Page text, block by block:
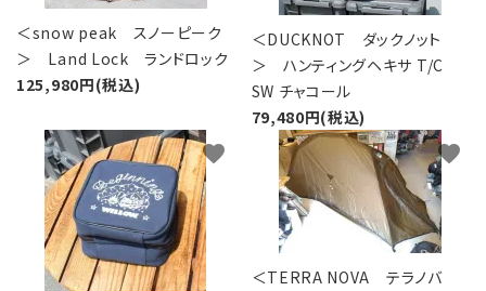
＜snow peak スノーピーク
＞ Land Lock ランドロック
125,980円(税込)
＜DUCKNOT ダックノット
＞ ハンティングヘキサ T/C
SW チャコール
79,480円(税込)
favorite
＜TERRA NOVA テラノバ
favorite